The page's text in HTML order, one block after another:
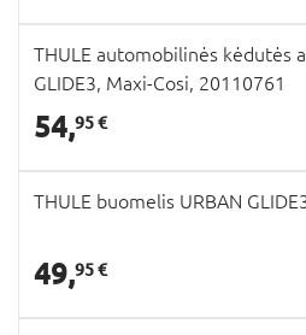
THULE automobilinės kėdutės
GLIDE3, Maxi-Cosi, 20110761
54,95 €
THULE buomelis URBAN
49,95 €